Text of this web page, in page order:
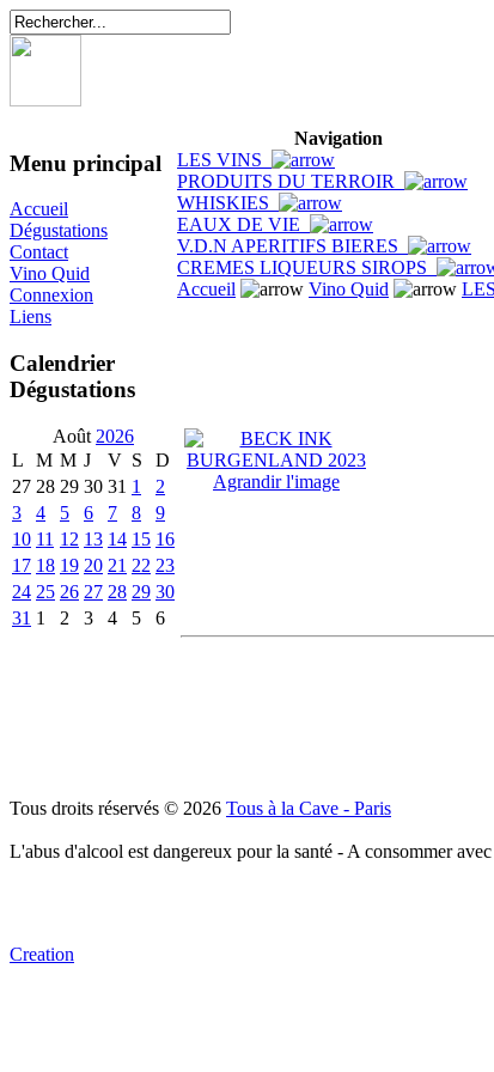
Menu principal
Accueil
Dégustations
Contact
Vino Quid
Connexion
Liens
Calendrier
Dégustations
Août 2026
L
M M J V S
D
27 28 29 30 31 1
2
3
4 5 6 7 8
9
10 11 12 13 14 15 16
17 18 19 20 21 22 23
24 25 26 27 28 29 30
31 1 2 3 4 5 6
Navigation
LES VINS
PRODUITS DU TERROIR
WHISKIES
EAUX DE VIE
V.D.N APERITIFS BIERES
CREMES LIQUEURS SIROPS
Accueil
Vino Quid
Agrandir l'image
Tous droits réservés © 2026 Tous à la Cave - Paris
L'abus d'alcool est dangereux pour la santé - A consommer
Creation